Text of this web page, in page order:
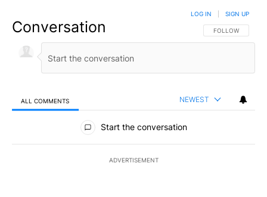
Conversation FOLLOW THIS
FOLLOW
LOG IN SIGN UP
ALL COMMENTS NEWEST
All Comments
Start the conversation
ADVERTISEMENT